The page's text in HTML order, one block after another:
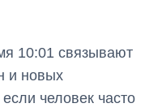
10:01 связывают
и новых
человек часто